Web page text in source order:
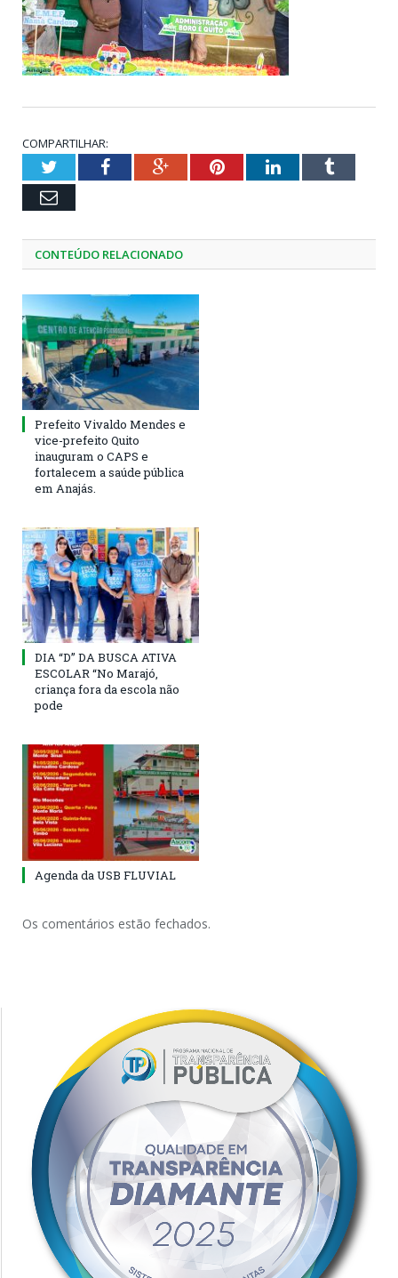
COMPARTILHAR:
TwitterFacebookGoogle+PinterestLinkedInTumblr
Email
CONTEÚDO RELACIONADO
Prefeito Vivaldo Mendes e
vice-prefeito Quito
inauguram o CAPS e
fortalecem a saúde pública
em Anajás.
DIA “D” DA BUSCA ATIVA
ESCOLAR “No Marajó,
criança fora da escola não
pode
Agenda da USB FLUVIAL
Os comentários estão fechados.